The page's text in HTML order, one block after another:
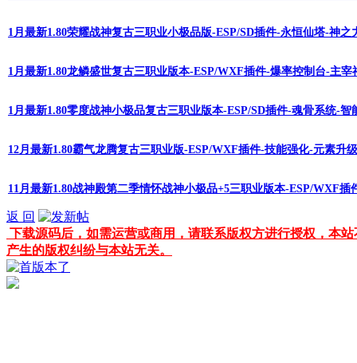
1月最新1.80荣耀战神复古三职业小极品版-ESP/SD插件-永恒仙塔-神
1月最新1.80龙鳞盛世复古三职业版本-ESP/WXF插件-爆率控制台-主
1月最新1.80零度战神小极品复古三职业版本-ESP/SD插件-魂骨系统-
12月最新1.80霸气龙腾复古三职业版-ESP/WXF插件-技能强化-元素升
11月最新1.80战神殿第二季情怀战神小极品+5三职业版本-ESP/WXF
返 回
下载源码后，如需运营或商用，请联系版权方进行授权，本
产生的版权纠纷与本站无关。